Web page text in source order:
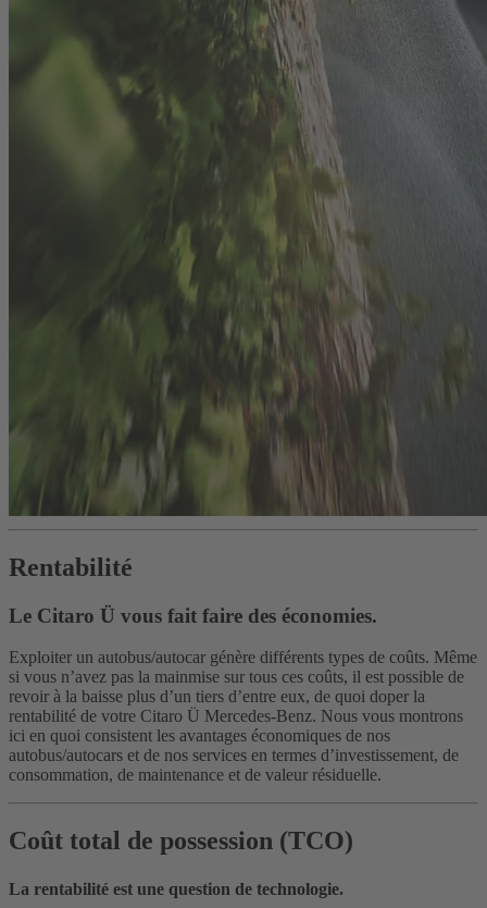
Rentabilité
Le Citaro Ü vous fait faire des économies.
Exploiter un autobus/autocar génère différents types de coûts. Même
si vous n’avez pas la mainmise sur tous ces coûts, il est possible de
revoir à la baisse plus d’un tiers d’entre eux, de quoi doper la
rentabilité de votre Citaro Ü Mercedes-Benz. Nous vous montrons
ici en quoi consistent les avantages économiques de nos
autobus/autocars et de nos services en termes d’investissement, de
consommation, de maintenance et de valeur résiduelle.
Coût total de possession (TCO)
La rentabilité est une question de technologie.